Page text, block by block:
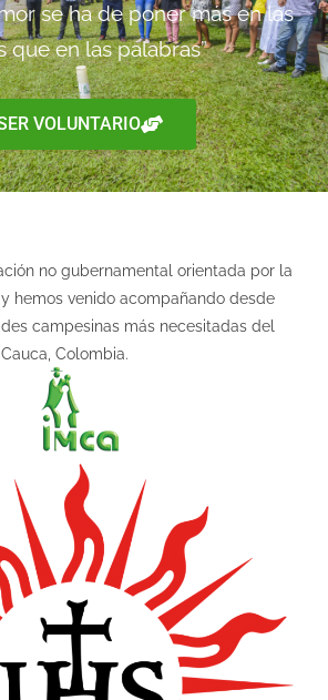
se ha de poner más en las
que en las palabras”
VOLUNTARIO
no gubernamental orientada por la
hemos venido acompañando desde
campesinas más necesitadas del
Colombia.